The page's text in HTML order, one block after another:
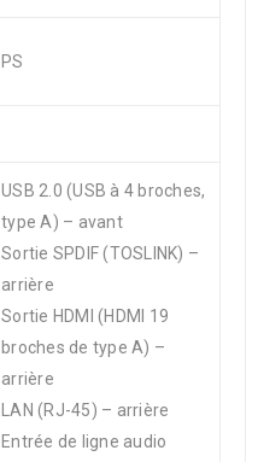
PS
USB 2.0 (USB à 4 broches,
type A) – avant
Sortie SPDIF (TOSLINK) –
arrière
Sortie HDMI (HDMI 19
broches de type A) –
arrière
LAN (RJ-45) – arrière
Entrée de ligne audio